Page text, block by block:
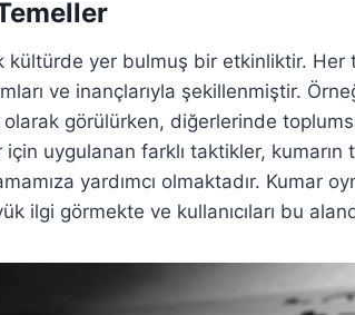
yer bulmuş bir etkinliktir. Her
ve inançlarıyla şekillenmiştir.
görülürken, diğerlerinde
uygulanan farklı taktikler, kumarın
yardımcı olmaktadır. Kumar
ilgi görmekte ve kullanıcıları bu